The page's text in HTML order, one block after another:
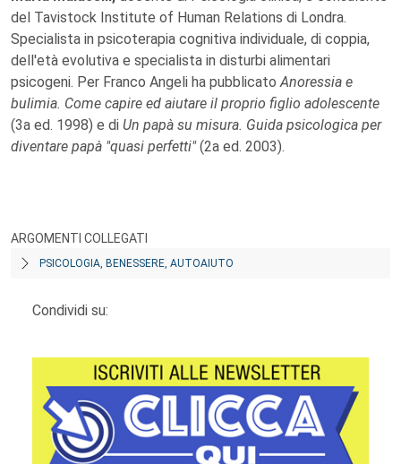
del Tavistock Institute of Human Relations di Londra.
Specialista in psicoterapia cognitiva individuale, di coppia,
dell'età evolutiva e specialista in disturbi alimentari
psicogeni. Per Franco Angeli ha pubblicatoAnoressia e
bulimia. Come capire ed aiutare il proprio figlio adolescente
(3a ed. 1998) e di Un papà su misura. Guida psicologica per
diventare papà "quasi perfetti"(2a ed. 2003).
ARGOMENTI COLLEGATI
PSICOLOGIA, BENESSERE, AUTOAIUTO
Condividi su: